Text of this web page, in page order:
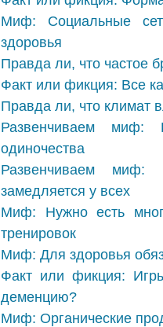
Миф: Социальные
здоровья
Правда ли, что частое
Факт или фикция: Все
Правда ли, что климат
Развенчиваем
одиночества
Развенчиваем
замедляется у всех
Миф: Нужно есть
тренировок
Миф: Для здоровья
Факт или фикция:
деменцию?
Миф: Органические